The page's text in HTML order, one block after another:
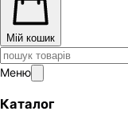
Мій кошик
Меню
Каталог